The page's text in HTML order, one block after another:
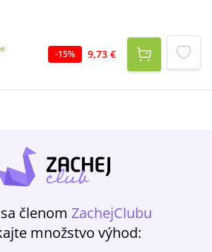
-15% 9,73 €
členom ZachejClubu
množstvo výhod: